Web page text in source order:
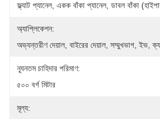
ফ্ল্যাট প্যানেল, একক বাঁকা প্যানেল, ডাবল বাঁকা
অ্যাপ্লিকেশন:
অভ্যন্তরীণ দেয়াল, বাইরের দেয়াল, সম্মুখভাগ, ইভ,
ন্যূনতম চাহিদার পরিমাণ:
৫০০ বর্গ মিটার
মূল্য: